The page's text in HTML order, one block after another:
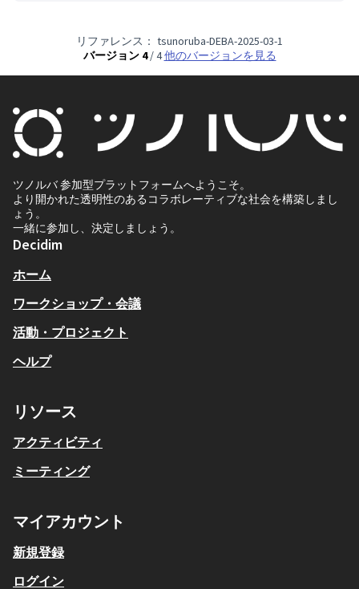
リファレンス： tsunoruba-DEBA-2025-03-1
バージョン 4/ 4 他のバージョンを見る
ツノルバ 参加型プラットフォームへようこそ。
より開かれた透明性のあるコラボレーティブな社会を構築しまし
ょう。
一緒に参加し、決定しましょう。
Decidim
ホーム
ワークショップ・会議
活動・プロジェクト
ヘルプ
リソース
アクティビティ
ミーティング
マイアカウント
新規登録
ログイン